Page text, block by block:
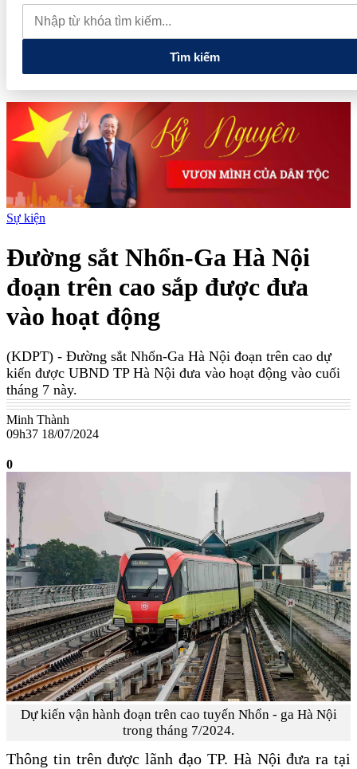
lao dốc mất mốc 100.000 đồng/kg
Chính phủ kiến tạo hệ sinh
thái phát triển, nâng tầm kinh tế tư nhân
Tìm kiếm
Sự kiện
Đường sắt Nhổn-Ga Hà Nội
đoạn trên cao sắp được đưa
vào hoạt động
(KDPT) - Đường sắt Nhổn-Ga Hà Nội đoạn trên cao dự
kiến được UBND TP Hà Nội đưa vào hoạt động vào cuối
tháng 7 này.
Minh Thành
09h37 18/07/2024
0
Dự kiến vận hành đoạn trên cao tuyến Nhổn - ga Hà Nội
trong tháng 7/2024.
Thông tin trên được lãnh đạo TP. Hà Nội đưa ra tại